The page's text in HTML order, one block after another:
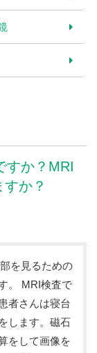
すか？MRI
か？
を見るための
。 MRI検査で
者さんは寝台
します。磁石
をして画像を